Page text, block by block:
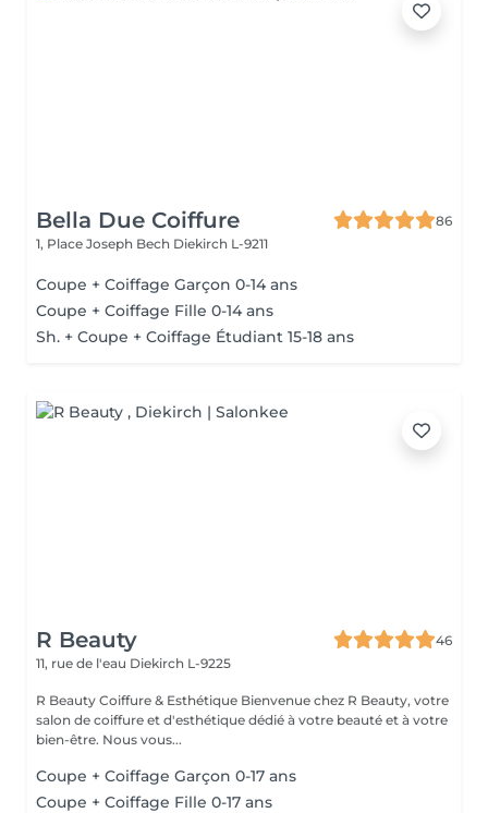
Bella Due Coiffure
86
1, Place Joseph Bech Diekirch L-9211
Coupe + Coiffage Garçon 0-14 ans
Coupe + Coiffage Fille 0-14 ans
Sh. + Coupe + Coiffage Étudiant 15-18 ans
R Beauty
46
11, rue de l'eau Diekirch L-9225
R Beauty Coiffure & Esthétique Bienvenue chez R Beauty, votre
salon de coiffure et d'esthétique dédié à votre beauté et à votre
bien-être. Nous vous...
Coupe + Coiffage Garçon 0-17 ans
Coupe + Coiffage Fille 0-17 ans